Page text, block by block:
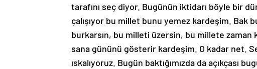
tarafını seç diyor. Bugünün iktidarı böyle bir
çalışıyor bu millet bunu yemez kardeşim. Bak
burkarsın, bu milleti üzersin, bu millete
sana gününü gösterir kardeşim. O kadar net.
ıskalıyoruz. Bugün baktığımızda da açıkçası